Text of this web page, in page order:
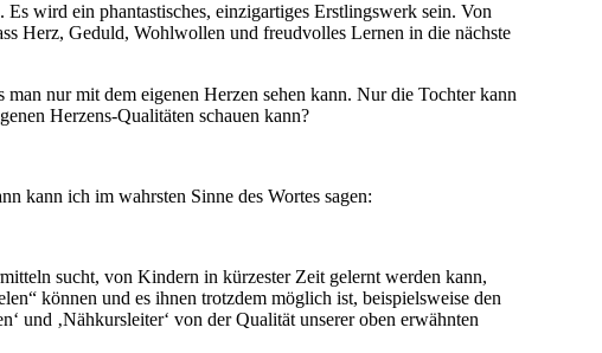
wird ein phantastisches, einzigartiges Erstlingswerk sein. Von
Herz, Geduld, Wohlwollen und freudvolles Lernen in die nächste
nur mit dem eigenen Herzen sehen kann. Nur die Tochter kann
Herzens-Qualitäten schauen kann?
kann ich im wahrsten Sinne des Wortes sagen:
sucht, von Kindern in kürzester Zeit gelernt werden kann,
können und es ihnen trotzdem möglich ist, beispielsweise den
und ‚Nähkursleiter‘ von der Qualität unserer oben erwähnten